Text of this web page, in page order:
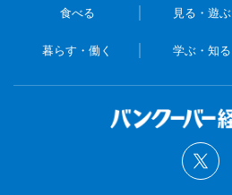
食べる 見る・遊ぶ
暮らす・働く 学ぶ・知る